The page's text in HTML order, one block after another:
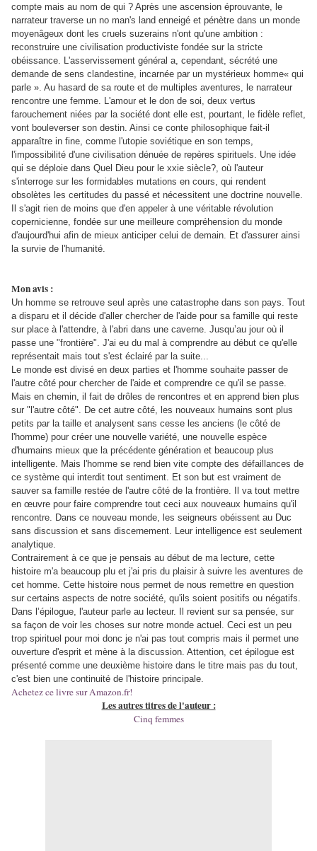
compte mais au nom de qui ? Après une ascension éprouvante, le
narrateur traverse un no man's land enneigé et pénètre dans un monde
moyenâgeux dont les cruels suzerains n'ont qu'une ambition :
reconstruire une civilisation productiviste fondée sur la stricte
obéissance. L'asservissement général a, cependant, sécrété une
demande de sens clandestine, incarnée par un mystérieux homme« qui
parle ». Au hasard de sa route et de multiples aventures, le narrateur
rencontre une femme. L'amour et le don de soi, deux vertus
farouchement niées par la société dont elle est, pourtant, le fidèle reflet,
vont bouleverser son destin. Ainsi ce conte philosophique fait-il
apparaître in fine, comme l'utopie soviétique en son temps,
l'impossibilité d'une civilisation dénuée de repères spirituels. Une idée
qui se déploie dans Quel Dieu pour le xxie siècle?, où l'auteur
s'interroge sur les formidables mutations en cours, qui rendent
obsolètes les certitudes du passé et nécessitent une doctrine nouvelle.
Il s'agit rien de moins que d'en appeler à une véritable révolution
copernicienne, fondée sur une meilleure compréhension du monde
d'aujourd'hui afin de mieux anticiper celui de demain. Et d'assurer ainsi
la survie de l'humanité.
Mon avis :
Un homme se retrouve seul après une catastrophe dans son pays. Tout
a disparu et il décide d'aller chercher de l'aide pour sa famille qui reste
sur place à l'attendre, à l'abri dans une caverne. Jusqu’au jour où il
passe une "frontière". J'ai eu du mal à comprendre au début ce qu'elle
représentait mais tout s'est éclairé par la suite...
Le monde est divisé en deux parties et l'homme souhaite passer de
l'autre côté pour chercher de l'aide et comprendre ce qu'il se passe.
Mais en chemin, il fait de drôles de rencontres et en apprend bien plus
sur "l'autre côté". De cet autre côté, les nouveaux humains sont plus
petits par la taille et analysent sans cesse les anciens (le côté de
l'homme) pour créer une nouvelle variété, une nouvelle espèce
d'humains mieux que la précédente génération et beaucoup plus
intelligente. Mais l'homme se rend bien vite compte des défaillances de
ce système qui interdit tout sentiment. Et son but est vraiment de
sauver sa famille restée de l'autre côté de la frontière. Il va tout mettre
en œuvre pour faire comprendre tout ceci aux nouveaux humains qu'il
rencontre. Dans ce nouveau monde, les seigneurs obéissent au Duc
sans discussion et sans discernement. Leur intelligence est seulement
analytique.
Contrairement à ce que je pensais au début de ma lecture, cette
histoire m'a beaucoup plu et j'ai pris du plaisir à suivre les aventures de
cet homme. Cette histoire nous permet de nous remettre en question
sur certains aspects de notre société, qu'ils soient positifs ou négatifs.
Dans l’épilogue, l'auteur parle au lecteur. Il revient sur sa pensée, sur
sa façon de voir les choses sur notre monde actuel. Ceci est un peu
trop spirituel pour moi donc je n'ai pas tout compris mais il permet une
ouverture d'esprit et mène à la discussion. Attention, cet épilogue est
présenté comme une deuxième histoire dans le titre mais pas du tout,
c'est bien une continuité de l'histoire principale.
Achetez ce livre sur Amazon.fr!
Les autres titres de l'auteur :
Cinq femmes